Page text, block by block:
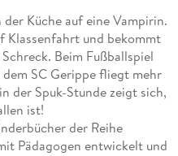
Küche auf eine Vampirin.
Klassenfahrt und bekommt
Beim Fußballspiel
dem SC Gerippe fliegt mehr
der Spuk-Stunde zeigt sich,
ist!
der Reihe
Pädagogen entwickelt und